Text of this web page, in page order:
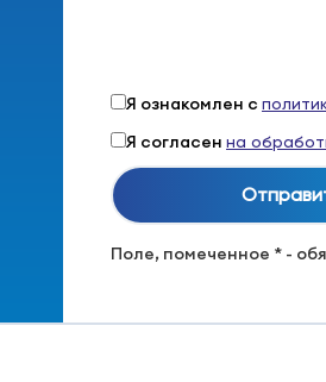
Я ознакомлен с
Я согласен на
Поле, помеченное * -